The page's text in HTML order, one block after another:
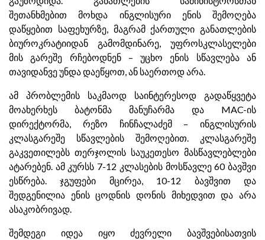
შეთანხმებით მოხდა ინგლისური ენის შემოღება
დაწყებით საფეხურზე, მაგრამ ქართული განათლების
ბიუროკრატიიდან გამომდინარე, უფროსკლასელები
მის გარეშე რჩებოდნენ – უცხო ენის სწავლება ან
თავიდანვე უნდა დაეწყოთ, ან საერთოდ არა.
ამ პრობლემის საკმაოდ საინტერესოდ გადაწყვეტა
მოახერხეს ბატონმა მანუჩარმა და MAC-ის
დირექტორმა, რეზო ჩინჩალაძემ – ინგლისურის
კლასგარეშე სწავლების შემოღებით. კლასგარეშე
გაკვეთილებს თერჯოლის საუკეთესო მასწავლებლები
ატარებენ. ამ კურსს 7-12 კლასების მოსწავლე 60 ბავშვი
ესწრება. ჯგუფები მცირეა, 10-12 ბავშვით და
შედგენილია ენის ცოდნის დონის მიხედვით და არა
ასაკობრივად.
შემდეგი იდეა იყო ძევრელი ბავშვებისათვის